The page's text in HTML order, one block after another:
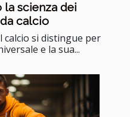
scienza dei
calcio
si distingue per
e la sua...